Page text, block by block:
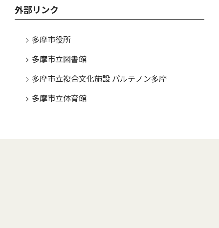
外部リンク
多摩市役所
多摩市立図書館
多摩市立複合文化施設 パルテノン多摩
多摩市立体育館